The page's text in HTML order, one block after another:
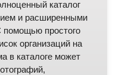
каталог
и расширенными
простого
организаций на
в каталоге может